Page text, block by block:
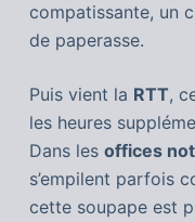
compatissante, un
de paperasse.
Puis vient la RTT,
les heures
Dans les offices
s’empilent parfois
cette soupape est